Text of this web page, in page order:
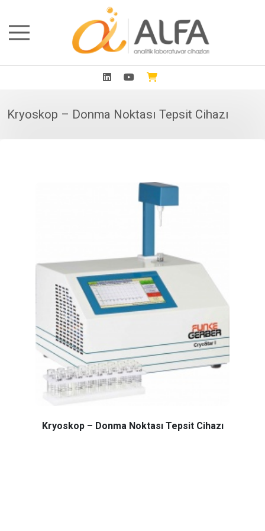
Kryoskop – Donma Noktası Tepsit Cihazı
Kryoskop – Donma Noktası Tepsit Cihazı